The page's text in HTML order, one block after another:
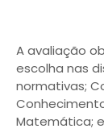
A avaliação
escolha nas
normativas;
Matemática;